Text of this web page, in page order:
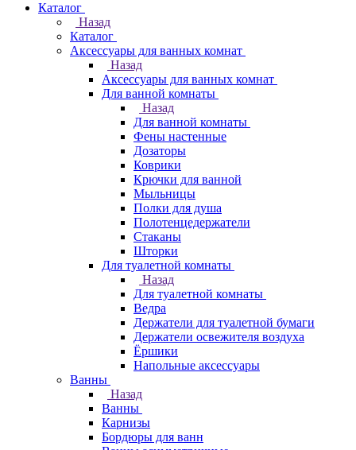
Каталог
Назад
Каталог
Аксессуары для ванных комнат
Назад
Аксессуары для ванных комнат
Для ванной комнаты
Назад
Для ванной комнаты
Фены настенные
Дозаторы
Коврики
Крючки для ванной
Мыльницы
Полки для душа
Полотенцедержатели
Стаканы
Шторки
Для туалетной комнаты
Назад
Для туалетной комнаты
Ведра
Держатели для туалетной бумаги
Держатели освежителя воздуха
Ёршики
Напольные аксессуары
Ванны
Назад
Ванны
Карнизы
Бордюры для ванн